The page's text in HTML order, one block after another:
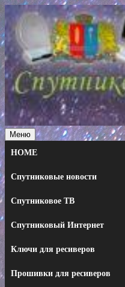
Перейти
к
содержимому
Меню
HOME
Спутниковые новости
Спутниковое ТВ
Спутниковый Интернет
Ключи для ресиверов
Прошивки для ресиверов